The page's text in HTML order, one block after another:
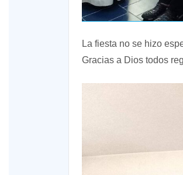
La fiesta no se hizo
Gracias a Dios todos